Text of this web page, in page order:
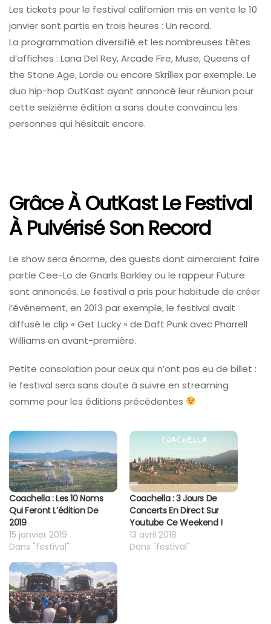
Les tickets pour le festival californien mis en vente le 10
janvier sont partis en trois heures : Un record.
La programmation diversifié et les nombreuses têtes
d’affiches : Lana Del Rey, Arcade Fire, Muse, Queens of
the Stone Age, Lorde ou encore Skrillex par exemple. Le
duo hip-hop OutKast ayant annoncé leur réunion pour
cette seizième édition a sans doute convaincu les
personnes qui hésitait encore.
Grâce À OutKast Le Festival
À Pulvérisé Son Record
Le show sera énorme, des guests dont aimeraient faire
partie Cee-Lo de Gnarls Barkley ou le rappeur Future
sont annoncés. Le festival a pris pour habitude de créer
l’événement, en 2013 par exemple, le festival avait
diffusé le clip « Get Lucky » de Daft Punk avec Pharrell
Williams en avant-première.
Petite consolation pour ceux qui n’ont pas eu de billet :
le festival sera sans doute à suivre en streaming
comme pour les éditions précédentes
Coachella : Les 10 Noms
Qui Feront L’édition De
2019
15 janvier 2019
Dans "festival"
Coachella : 3 Jours De
Concerts En Direct Sur
Youtube Ce Weekend !
13 avril 2018
Dans "festival"